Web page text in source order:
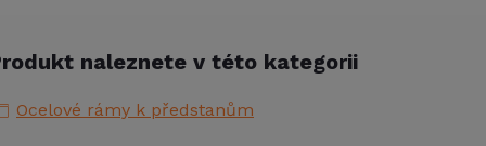
naleznete v této kategorii
Ocelové rámy k předstanům